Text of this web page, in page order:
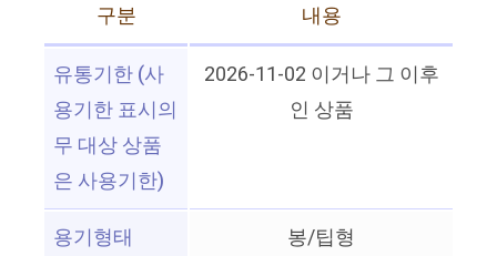
구분
내용
유통기한 (사
용기한 표시의
무 대상 상품
은 사용기한)
2026-11-02 이거나 그 이후
인 상품
용기형태
봉/팁형